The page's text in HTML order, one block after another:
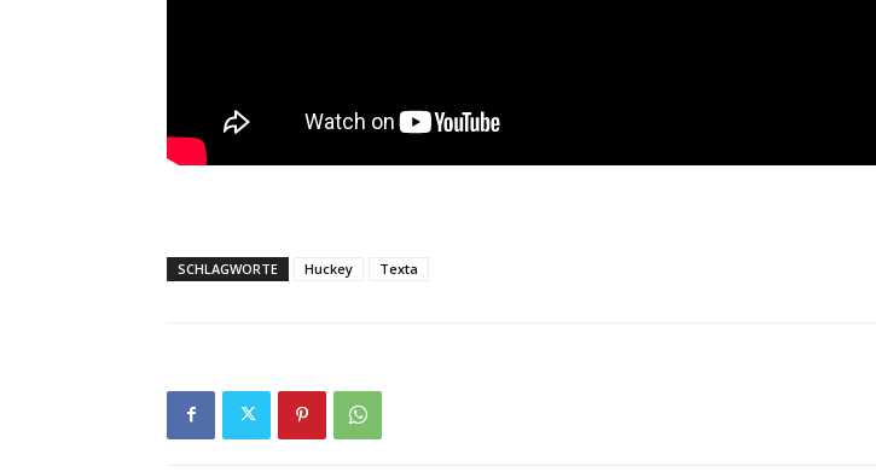
SCHLAGWORTE Huckey Texta